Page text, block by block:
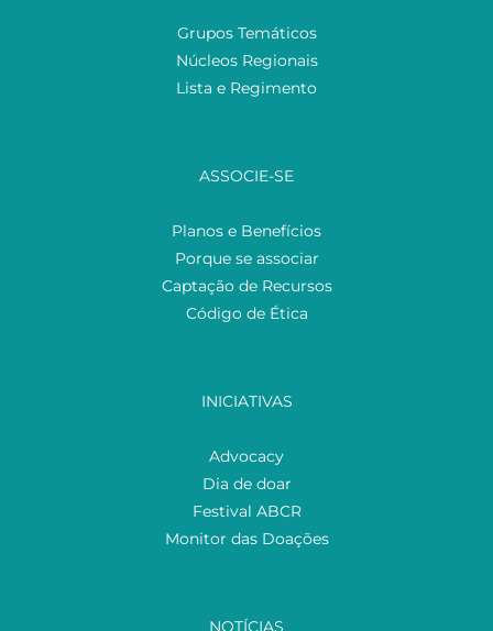
Grupos Temáticos
Núcleos Regionais
Lista e Regimento
ASSOCIE-SE
Planos e Benefícios
Porque se associar
Captação de Recursos
Código de Ética
INICIATIVAS
Advocacy
Dia de doar
Festival ABCR
Monitor das Doações
NOTÍCIAS